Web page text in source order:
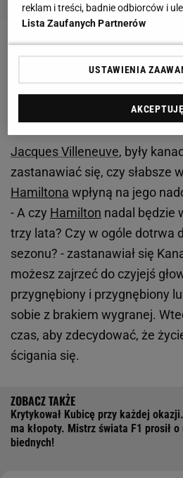
Lewis Hamilton skończy
Jacques Villeneuve, były
zastanawiać się, czy słabsze
Hamiltona wpłyną na jego
- A czy Hamilton nadal będzie
trzy lata? Czy w ogóle dotrwa
sezonu? - zastanawiał się
możesz zajrzeć do czyjejś
przygnębiony i przygnębiony
sobie z brakiem wygranej.
czas, aby zdecydować, że
ścigania się.
Krytykował Kubicę przy każdej
ma kłopoty. Mistrz świata F1 prosił
biednych!
reklam i treści, badnie odbiorców i
Lista Zaufanych Partnerów
USTAWIENIA
AKCEPTUJĘ